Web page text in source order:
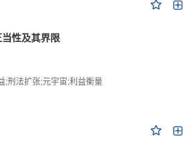
性及其界限
;刑法扩张;元宇宙;利益衡量